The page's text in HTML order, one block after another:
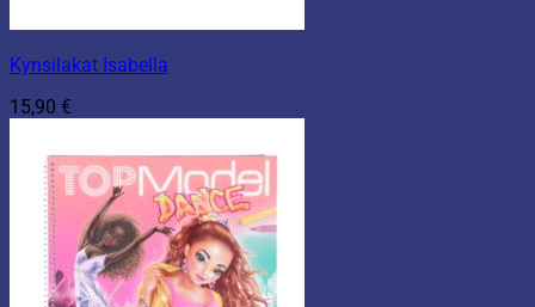
Kynsilakat Isabella
15,90 €